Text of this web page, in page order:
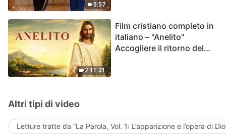
5:57
2:11:31
Film cristiano completo in
italiano – "Anelito"
Accogliere il ritorno del
Altri tipi di video
Letture tratte da “La Parola, Vol. 1: L’apparizione e l’opera di